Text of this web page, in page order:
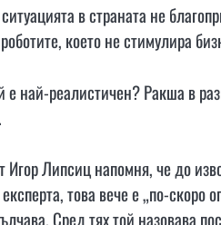
в страната не
което не стимулира
е най-реалистичен? Ракша в
Игор Липсиц напомня, че до
това вече е „по-
Сред тях той назовава